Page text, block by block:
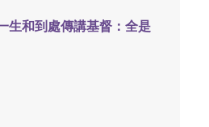
生和到處傳講基督：全是